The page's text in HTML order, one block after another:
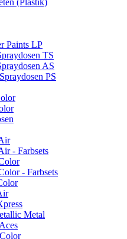
(Plastik)
Paints LP
TS
AS
PS
- Farbsets
- Farbsets
Metal